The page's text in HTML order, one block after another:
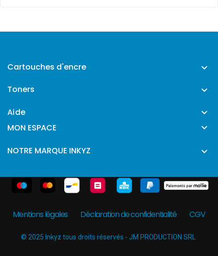
Cartouches d'encre 
Toners 
Aide 
MON ESPACE 
NOTRE MARQUE INKYZ 
Mentions légales Déclaration de confidentialité CGV
© 2025 Inkyz tous droits réservés - JM PRODUCTION SRL